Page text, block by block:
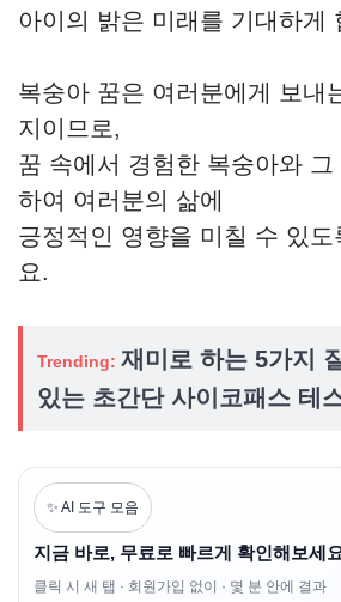
아이의 밝은 미래를 기대하게
복숭아 꿈은 여러분에게 보내
지이므로,
꿈 속에서 경험한 복숭아와 그
하여 여러분의 삶에
긍정적인 영향을 미칠 수 있도
요.
Trending: 재미로 하는 5가지
있는 초간단 사이코패스 테
✨ AI 도구 모음
지금 바로, 무료로 빠르게 확인해보세
클릭 시 새 탭 · 회원가입 없이 · 몇 분 안에 결과